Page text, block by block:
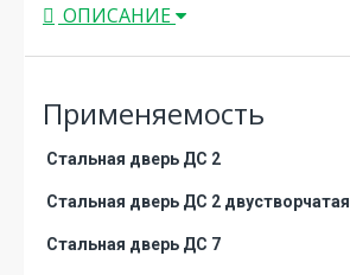
ОПИСАНИЕ
Применяемость
Стальная дверь ДС 2
Стальная дверь ДС 2 двустворчатая
Стальная дверь ДС 7